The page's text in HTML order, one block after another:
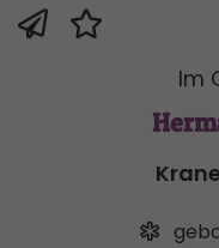
Im